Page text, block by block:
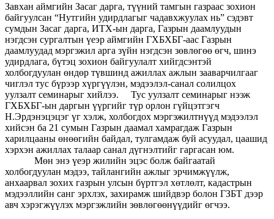
Завхан аймгийн Засаг дарга, түүний тамгын газраас зохион
байгуулсан “Нутгийн удирдлагыг чадавхжуулах нь” сэдэвт
сумдын Засаг дарга, ИТХ-ын дарга, Газрын даамлуудын
нэгдсэн сургалтын үеэр аймгийн ГХБХБГ-аас Газрын
даамлуудад мэргэжил арга зүйн нэгдсэн зөвлөгөө өгч, шинэ
удирдлага, бүтэц зохион байгуулалт хийгдсэнтэй
холбогдуулан өндөр түвшинд ажиллах ажлын зааварчилгааг
чиглэл тус бүрээр хүргүүлэн, мэдээлэл-санал солилцох
уулзалт семинарыг хийлээ. Тус уулзалт семинарыг нээж
ГХБХБГ-ын даргын үүргийг түр орлон гүйцэтгэгч
Н.Эрдэнэцэцэг үг хэлж, холбогдох мэргэжилтнүүд мэдээлэл
хийсэн ба 21 сумын Газрын даамал хамрагдаж Газрын
харилцааны өнөөгийн байдал, тулгамдаж буй асуудал, цаашид
хэрхэн ажиллах талаар санал дүгнэлтийг гаргасан юм.
Мөн энэ үеэр жилийн эцэс болж байгаатай
холбогдуулан мэдээ, тайлангийн ажлыг эрчимжүүлж,
анхаарвал зохих газрын улсын бүртгэл хөтлөлт, кадастрын
мэдээллийн санг эрхлэх, захирамж шийдвэр болон ГЗБТ дээр
авч хэрэгжүүлэх мэргэжлийн зөвлөгөөнүүдийг өгчээ.